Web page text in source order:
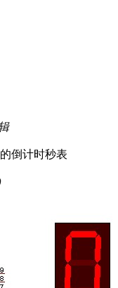
倒计时秒表